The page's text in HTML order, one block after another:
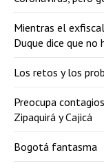
Mientras el
Duque dice que
Los retos y los
Preocupa
Zipaquirá y Cajicá
Bogotá fantasma